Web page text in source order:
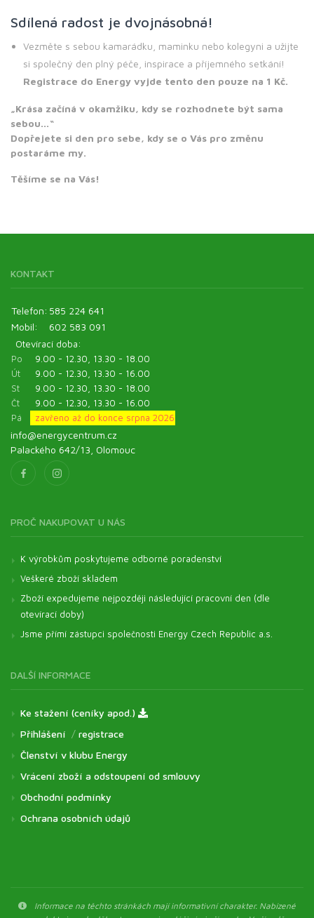
Sdílená radost je dvojnásobná!
Vezměte s sebou kamarádku, maminku nebo kolegyni a užijte
si společný den plný péče, inspirace a příjemného setkání!
Registrace do Energy vyjde tento den pouze na 1 Kč.
„Krása začíná v okamžiku, kdy se rozhodnete být sama
sebou…“
Dopřejete si den pro sebe, kdy se o Vás pro změnu
postaráme my.
Těšíme se na Vás!
KONTAKT
Telefon: 585 224 641
Mobil:
602 583 091
Otevírací doba:
Po
9.00 - 12.30, 13.30 - 18.00
Út
9.00 - 12.30, 13.30 - 16.00
St
9.00 - 12.30, 13.30 - 18.00
Čt
9.00 - 12.30, 13.30 - 16.00
Pá
zavřeno až do konce srpna 2026
info@energycentrum.cz
Palackého 642/13, Olomouc
PROČ NAKUPOVAT U NÁS
K výrobkům poskytujeme odborné poradenství
Veškeré zboží skladem
Zboží expedujeme nejpozději následující pracovní den (dle
otevírací doby)
Jsme přímí zástupci společnosti Energy Czech Republic a.s.
DALŠÍ INFORMACE
Ke stažení (ceníky apod.)
Přihlášení / registrace
Členství v klubu Energy
Vrácení zboží a odstoupení od smlouvy
Obchodní podmínky
Ochrana osobních údajů
Informace na těchto stránkách mají informativní charakter. Nabízené